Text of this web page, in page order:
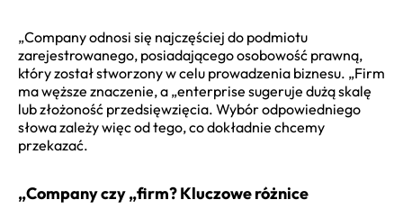
„Company odnosi się najczęściej do podmiotu
zarejestrowanego, posiadającego osobowość prawną,
który został stworzony w celu prowadzenia biznesu. „Firm
ma węższe znaczenie, a „enterprise sugeruje dużą skalę
lub złożoność przedsięwzięcia. Wybór odpowiedniego
słowa zależy więc od tego, co dokładnie chcemy
przekazać.
„Company czy „firm? Kluczowe różnice